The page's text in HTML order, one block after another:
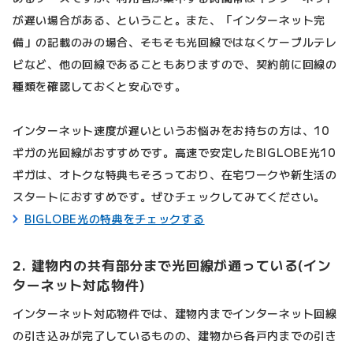
が遅い場合がある、ということ。また、「インターネット完
備」の記載のみの場合、そもそも光回線ではなくケーブルテレ
ビなど、他の回線であることもありますので、契約前に回線の
種類を確認しておくと安心です。
インターネット速度が遅いというお悩みをお持ちの方は、10
ギガの光回線がおすすめです。高速で安定したBIGLOBE光10
ギガは、オトクな特典もそろっており、在宅ワークや新生活の
スタートにおすすめです。ぜひチェックしてみてください。
BIGLOBE光の特典をチェックする
2. 建物内の共有部分まで光回線が通っている(イン
ターネット対応物件)
インターネット対応物件では、建物内までインターネット回線
の引き込みが完了しているものの、建物から各戸内までの引き